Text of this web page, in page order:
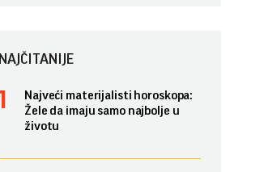
NAJČITANIJE
Najveći materijalisti horoskopa:
Žele da imaju samo najbolje u
životu